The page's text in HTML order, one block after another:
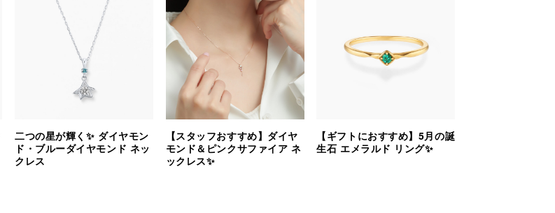
二つの星が輝く✨ ダイヤモン
ド・ブルーダイヤモンド ネッ
クレス
【スタッフおすすめ】ダイヤ
モンド＆ピンクサファイア ネ
ックレス✨
【ギフトにおすすめ】5月の誕
生石 エメラルド リング✨